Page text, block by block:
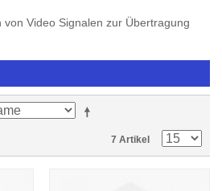
Video Signalen zur Übertragung
7 Artikel